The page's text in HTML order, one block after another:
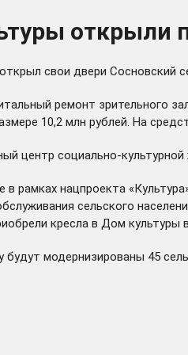
открыли
свои двери Сосновский
ремонт зрительного
10,2 млн рублей. На
центр социально-
рамках нацпроекта
сельского
кресла в Дом культуры
модернизированы 45